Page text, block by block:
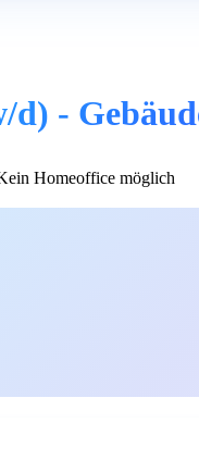
-
Homeoffice möglich